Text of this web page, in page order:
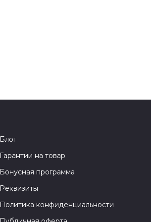
Блог
Гарантии на товар
Бонусная программа
Реквизиты
Политика конфиденциальности